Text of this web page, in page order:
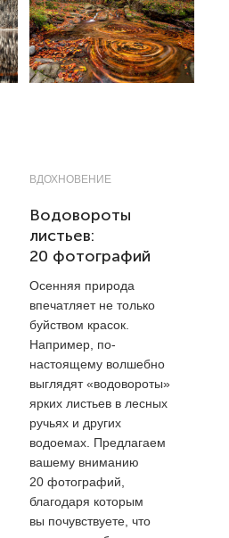
ВДОХНОВЕНИЕ
Водовороты
листьев:
20 фотографий
Осенняя природа
впечатляет не только
буйством красок.
Например, по-
настоящему волшебно
выглядят «водовороты»
ярких листьев в лесных
ручьях и других
водоемах. Предлагаем
вашему вниманию
20 фотографий,
благодаря которым
вы почувствуете, что